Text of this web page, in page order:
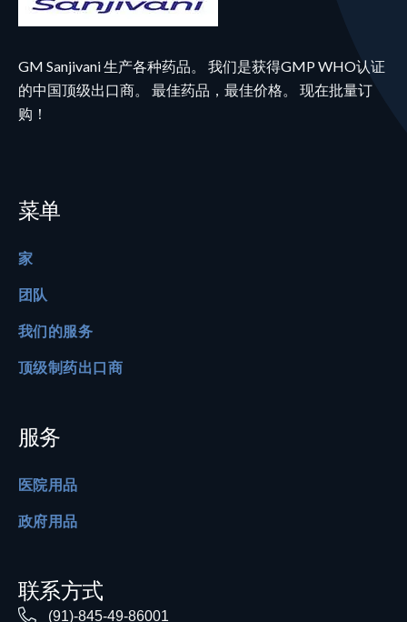
GM Sanjivani 生产各种药品。 我们是获得GMP WHO认证
的中国顶级出口商。 最佳药品，最佳价格。 现在批量订
购！
菜单
家
团队
我们的服务
顶级制药出口商
服务
医院用品
政府用品
联系方式
(91)-845-49-86001